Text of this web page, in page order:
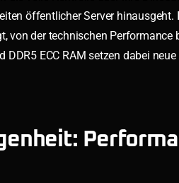
öffentlicher Server
von der technischen
DDR5 ECC RAM setzen dabei